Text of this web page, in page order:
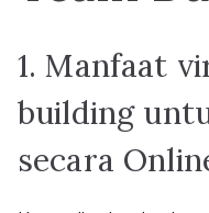
1. Manfaat
building
secara